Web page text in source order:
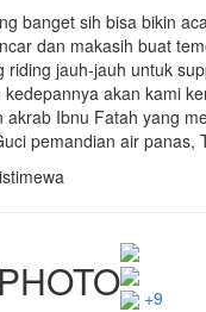
banget sih bisa bikin
dan makasih buat
riding jauh-jauh untuk
akan kami
akrab Ibnu Fatah yang
pemandian air panas,
+9